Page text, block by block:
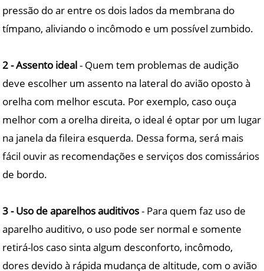
pressão do ar entre os dois lados da membrana do
tímpano, aliviando o incômodo e um possível zumbido.
2 - Assento ideal- Quem tem problemas de audição
deve escolher um assento na lateral do avião oposto à
orelha com melhor escuta. Por exemplo, caso ouça
melhor com a orelha direita, o ideal é optar por um lugar
na janela da fileira esquerda. Dessa forma, será mais
fácil ouvir as recomendações e serviços dos comissários
de bordo.
3 - Uso de aparelhos auditivos- Para quem faz uso de
aparelho auditivo, o uso pode ser normal e somente
retirá-los caso sinta algum desconforto, incômodo,
dores devido à rápida mudança de altitude, com o avião